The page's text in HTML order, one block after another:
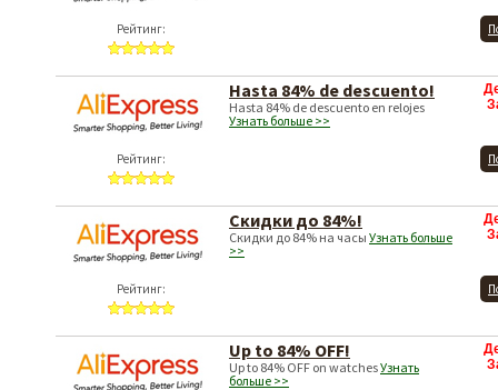
Рейтинг:
Рейтинг:
Hasta 84% de descuento!
Hasta 84% de descuento en relojes
Узнать больше >>
Рейтинг:
Скидки до 84%!
Скидки до 84% на часы Узнать больше
>>
Up to 84% OFF!
Up to 84% OFF on watchesУзнать
больше >>